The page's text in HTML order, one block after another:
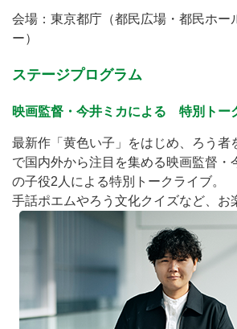
会場：東京都庁（都民広場・都民ホー
ー）
ステージプログラム
映画監督・今井ミカによる 特別トー
最新作「黄色い子」をはじめ、ろう者
で国内外から注目を集める映画監督・
の子役2人による特別トークライブ。
手話ポエムやろう文化クイズなど、お